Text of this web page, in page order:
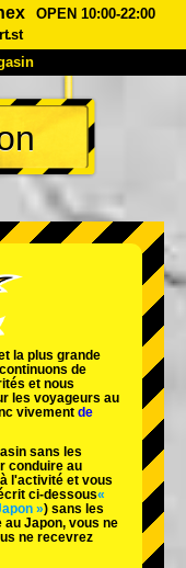
OPEN 10:00-22:00
Tarifs
Tokyo Akihabara#1
Baie de Tokyo
Osaka
la plus grande
de
et nous
les voyageurs au
vivement de
sans les
conduire au
l'activité et vous
ci-dessous«
») sans les
Japon, vous ne
ne recevrez